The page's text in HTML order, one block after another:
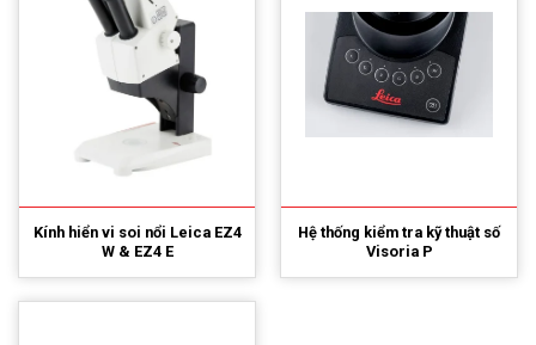
Kính hiển vi soi nổi Leica EZ4
W & EZ4 E
Hệ thống kiểm tra kỹ thuật số
Visoria P